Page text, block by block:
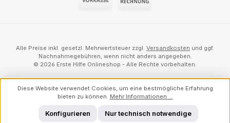
Alle Preise inkl. gesetzl. Mehrwertsteuer zzgl. Versandkosten und ggf.
Nachnahmegebühren, wenn nicht anders angegeben.
© 2026 Erste Hilfe Onlineshop - Alle Rechte vorbehalten.
Diese Website verwendet Cookies, um eine bestmögliche Erfahrung
bieten zu können. Mehr Informationen ...
Nur technisch notwendige
Konfigurieren